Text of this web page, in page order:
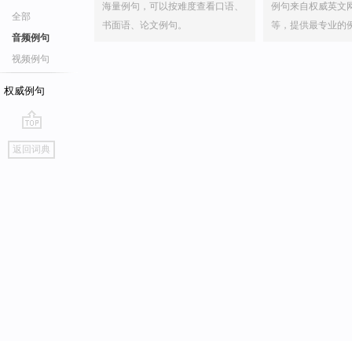
全部
音频例句
视频例句
权威例句
go
top
返回词典
海量例句，可以按难度查看口语、
书面语、论文例句。
例句来自权威英文
等，提供最专业的